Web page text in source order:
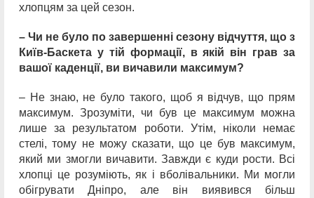
хлопцям за цей сезон.
– Чи не було по завершенні сезону відчуття, що з
Київ-Баскета у тій формації, в якій він грав за
вашої каденції, ви вичавили максимум?
– Не знаю, не було такого, щоб я відчув, що прям
максимум. Зрозуміти, чи був це максимум можна
лише за результатом роботи. Утім, ніколи немає
стелі, тому не можу сказати, що це був максимум,
який ми змогли вичавити. Завжди є куди рости. Всі
хлопці це розуміють, як і вболівальники. Ми могли
обігрувати Дніпро, але він виявився більш